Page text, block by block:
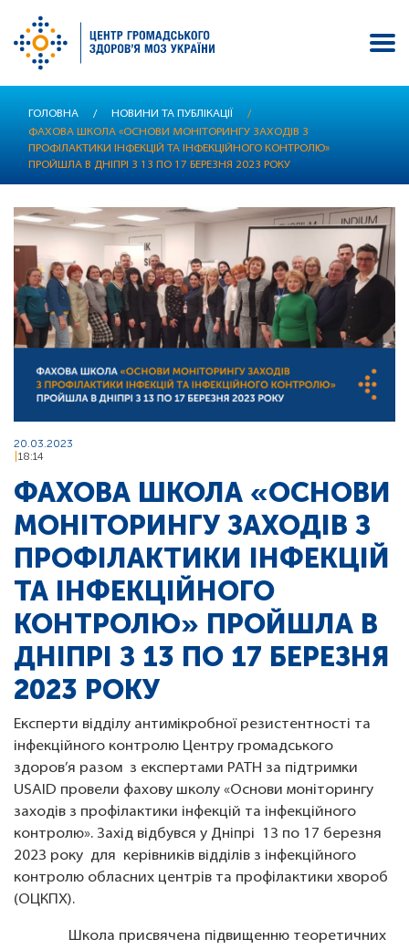
основного
вмісту
ГОЛОВНА / НОВИНИ ТА ПУБЛІКАЦІЇ
/
ФАХОВА ШКОЛА «ОСНОВИ МОНІТОРИНГУ ЗАХОДІВ З
ПРОФІЛАКТИКИ ІНФЕКЦІЙ ТА ІНФЕКЦІЙНОГО КОНТРОЛЮ»
ПРОЙШЛА В ДНІПРІ З 13 ПО 17 БЕРЕЗНЯ 2023 РОКУ
20.03.2023
18:14
ФАХОВА ШКОЛА «ОСНОВИ
МОНІТОРИНГУ ЗАХОДІВ З
ПРОФІЛАКТИКИ ІНФЕКЦІЙ
ТА ІНФЕКЦІЙНОГО
КОНТРОЛЮ» ПРОЙШЛА В
ДНІПРІ З 13 ПО 17 БЕРЕЗНЯ
2023 РОКУ
Експерти відділу антимікробної резистентності та
інфекційного контролю Центру громадського
здоров’я разом з експертами PATH за підтримки
USAID провели фахову школу «Основи моніторингу
заходів з профілактики інфекцій та інфекційного
контролю». Захід відбувся у Дніпрі 13 по 17 березня
2023 року для керівників відділів з інфекційного
контролю обласних центрів та профілактики хвороб
(ОЦКПХ).
Школа присвячена підвищенню теоретичних